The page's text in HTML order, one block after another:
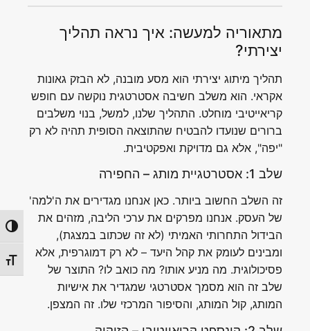
מתג
מתאוריה למעשה: איך נראה תהליך
יצירתי?
תהליך מיתוג יצירתי הוא מסע מובנה, לא הבזק גאונות
אקראי. הוא משלב חשיבה אסטרטגית נוקשה עם חופש
קריאייטיבי מוחלט. התהליך שלנו, למשל, בנוי משלבים
ברורים שנועדו להבטיח שהתוצאה הסופית תהיה לא רק
"יפה", אלא גם מדויקת ואפקטיבית.
שלב 1: אסטרטגיית מותג – החפירה
זה השלב החשוב ביותר. כאן אנחנו מגדירים את ה'למה'
של העסק. אנחנו מפרקים את ערכי הליבה, מזהים את
הבידול התחרותי האמיתי (לא זה שכתוב במצגת),
ומבינים לעומק את קהל היעד – לא רק דמוגרפית, אלא
פסיכולוגית. מה מניע אותו? מה כואב לו? התוצר של
שלב זה הוא מסמך אסטרטגי שמגדיר את אישיות
המותג, קול המותג, והסיפור המרכזי שלו. זה המצפן.